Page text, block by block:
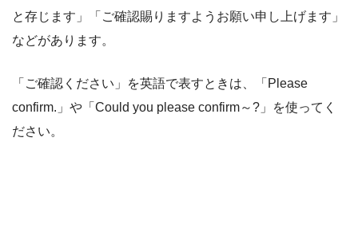
と存じます」「ご確認賜りますようお願い申し上げます」
などがあります。
「ご確認ください」を英語で表すときは、「Please
confirm.」や「Could you please confirm～?」を使ってく
ださい。